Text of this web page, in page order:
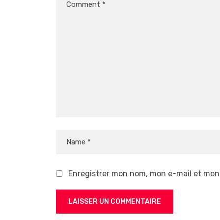
Enregistrer mon nom, mon e-mail et